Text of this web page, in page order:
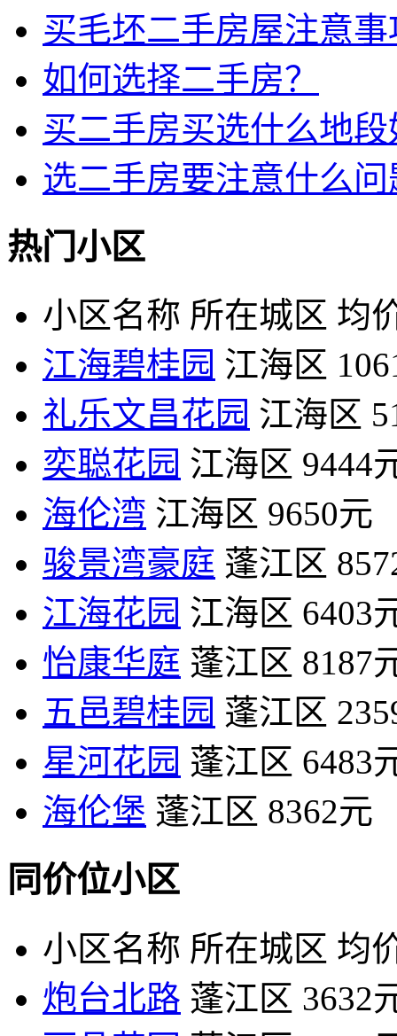
买毛坯二手房屋注意事
如何选择二手房？
买二手房买选什么地段
选二手房要注意什么问
热门小区
小区名称 所在城区 均
江海碧桂园 江海区
礼乐文昌花园 江海区
奕聪花园 江海区 9444
海伦湾 江海区 9650元
骏景湾豪庭 蓬江区
江海花园 江海区 6403
怡康华庭 蓬江区 8187
五邑碧桂园 蓬江区
星河花园 蓬江区 6483
海伦堡 蓬江区 8362元
同价位小区
小区名称 所在城区 均
炮台北路 蓬江区 3632